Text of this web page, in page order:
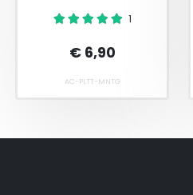
1
€ 6,90
AC-PLTT-MNTG